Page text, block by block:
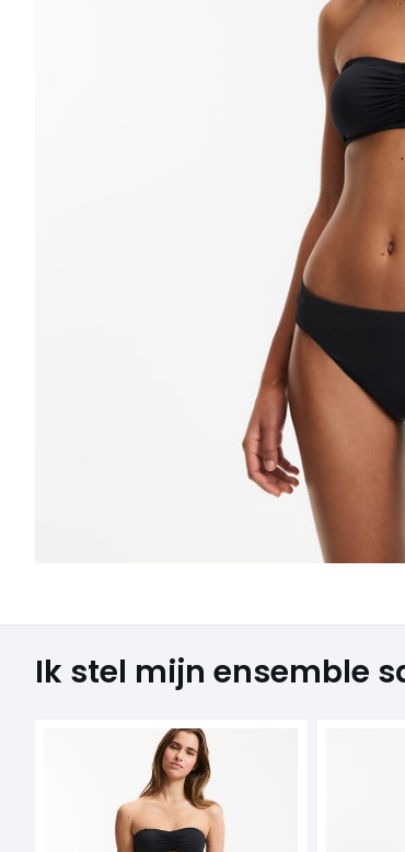
Ik stel mijn ensemble